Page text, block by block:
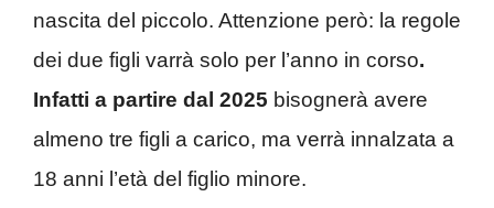
nascita del piccolo. Attenzione però: la regole
dei due figli varrà solo per l’anno in corso.
Infatti a partire dal 2025 bisognerà avere
almeno tre figli a carico, ma verrà innalzata a
18 anni l’età del figlio minore.